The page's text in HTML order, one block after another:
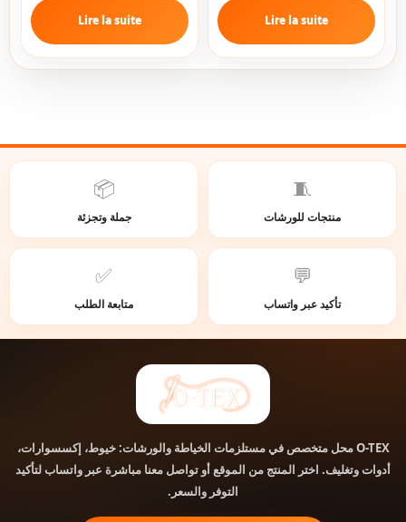
Lire la suite
Lire la suite
🧵
منتجات للورشات
📦
جملة وتجزئة
💬
تأكيد عبر واتساب
✅
متابعة الطلب
O-TEXمحل متخصص في مستلزمات الخياطة والورشات: خيوط، إكسسوارات،
أدوات وتغليف. اختر المنتج من الموقع أو تواصل معنا مباشرة عبر واتساب لتأكيد
التوفر والسعر.